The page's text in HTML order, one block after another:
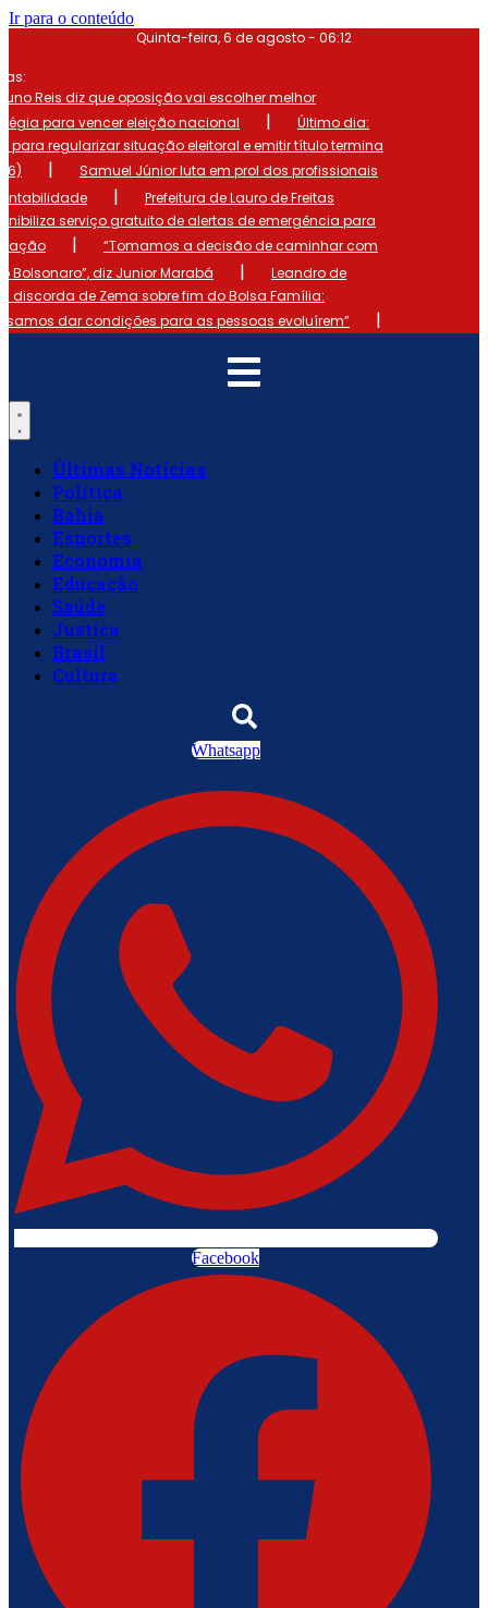
Ir para o conteúdo
Quinta-feira, 6 de agosto - 06:12
Reis diz que oposição vai escolher melhor
para vencer eleição nacional
|
Último dia:
para regularizar situação eleitoral e emitir título termina
|
Samuel Júnior luta em prol dos profissionais
|
Prefeitura de Lauro de Freitas
serviço gratuito de alertas de emergência para
|
“Tomamos a decisão de caminhar com
Bolsonaro”, diz Junior Marabá
|
Leandro de
discorda de Zema sobre fim do Bolsa Família:
dar condições para as pessoas evoluírem”
|
Últimas Notícias
Política
Bahia
Esportes
Economia
Educação
Saúde
Justiça
Brasil
Cultura
Whatsapp
Facebook